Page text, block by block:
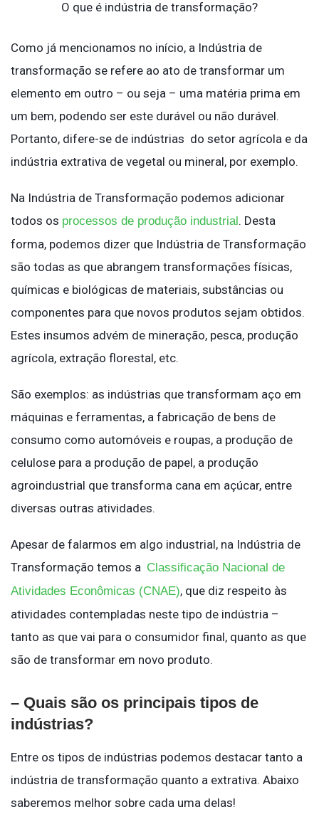
O que é indústria de transformação?
Como já mencionamos no início, a Indústria de
transformação se refere ao ato de transformar um
elemento em outro – ou seja – uma matéria prima em
um bem, podendo ser este durável ou não durável.
Portanto, difere-se de indústrias do setor agrícola e da
indústria extrativa de vegetal ou mineral, por exemplo.
Na Indústria de Transformação podemos adicionar
todos os processos de produção industrial . Desta
forma, podemos dizer que Indústria de Transformação
são todas as que abrangem transformações físicas,
químicas e biológicas de materiais, substâncias ou
componentes para que novos produtos sejam obtidos.
Estes insumos advém de mineração, pesca, produção
agrícola, extração florestal, etc.
São exemplos: as indústrias que transformam aço em
máquinas e ferramentas, a fabricação de bens de
consumo como automóveis e roupas, a produção de
celulose para a produção de papel, a produção
agroindustrial que transforma cana em açúcar, entre
diversas outras atividades.
Apesar de falarmos em algo industrial, na Indústria de
Transformação temos a Classificação Nacional de
Atividades Econômicas (CNAE), que diz respeito às
atividades contempladas neste tipo de indústria –
tanto as que vai para o consumidor final, quanto as que
são de transformar em novo produto.
– Quais são os principais tipos de
indústrias?
Entre os tipos de indústrias podemos destacar tanto a
indústria de transformação quanto a extrativa. Abaixo
saberemos melhor sobre cada uma delas!